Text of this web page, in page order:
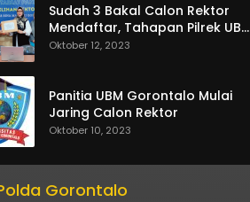
Sudah 3 Bakal Calon Rektor
Mendaftar, Tahapan Pilrek UBM
Gorontalo Makin Seru
Oktober 12, 2023
Panitia UBM Gorontalo Mulai
Jaring Calon Rektor
Oktober 10, 2023
Gorontalo